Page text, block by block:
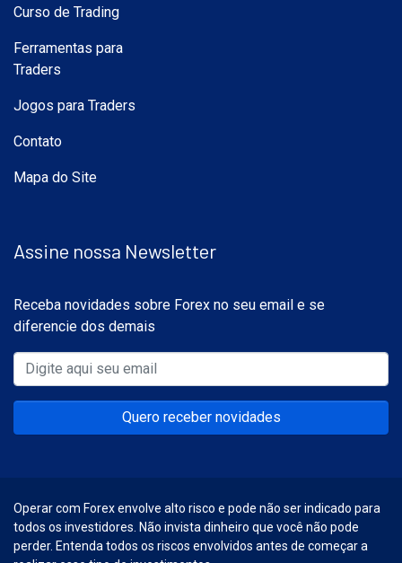
Curso de Trading
Ferramentas para
Traders
Jogos para Traders
Contato
Mapa do Site
Assine nossa Newsletter
Receba novidades sobre Forex no seu email e se
diferencie dos demais
Quero receber novidades
Operar com Forex envolve alto risco e pode não ser indicado para
todos os investidores. Não invista dinheiro que você não pode
perder. Entenda todos os riscos envolvidos antes de começar a